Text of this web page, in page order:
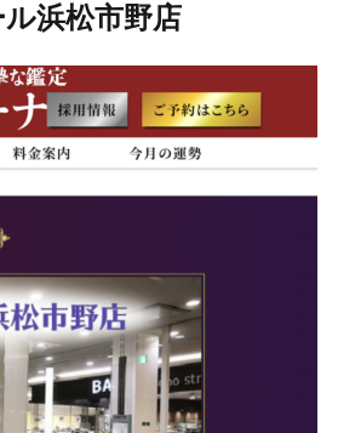
浜松市野店